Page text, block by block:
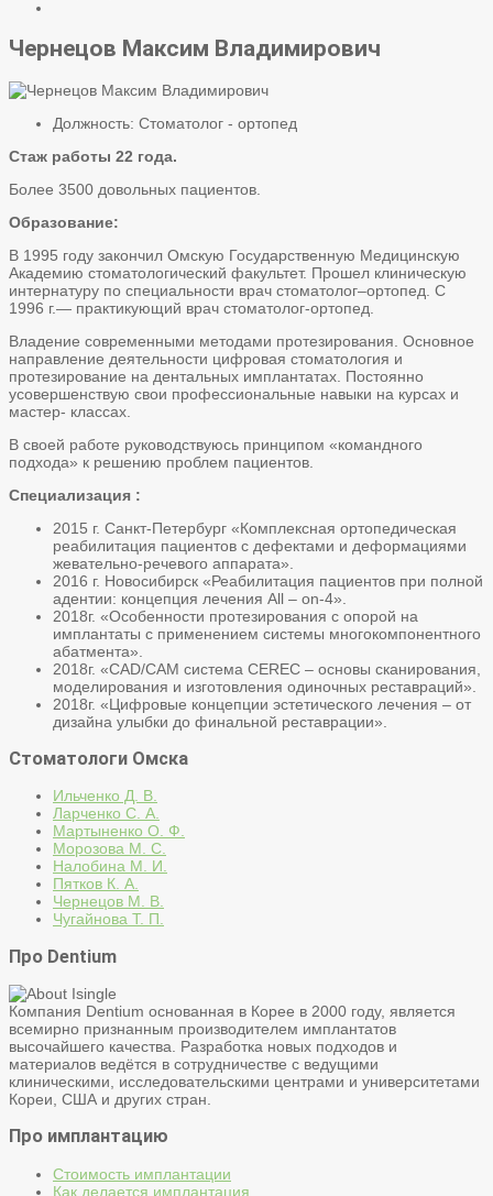
Чернецов Максим Владимирович
Должность: Стоматолог - ортопед
Стаж работы 22 года.
Более 3500 довольных пациентов.
Образование:
В 1995 году закончил Омскую Государственную Медицинскую
Академию стоматологический факультет. Прошел клиническую
интернатуру по специальности врач стоматолог–ортопед. С
1996 г.— практикующий врач стоматолог-ортопед.
Владение современными методами протезирования. Основное
направление деятельности цифровая стоматология и
протезирование на дентальных имплантатах. Постоянно
усовершенствую свои профессиональные навыки на курсах и
мастер- классах.
В своей работе руководствуюсь принципом «командного
подхода» к решению проблем пациентов.
Специализация :
2015 г. Санкт-Петербург «Комплексная ортопедическая
реабилитация пациентов с дефектами и деформациями
жевательно-речевого аппарата».
2016 г. Новосибирск «Реабилитация пациентов при полной
адентии: концепция лечения All – on-4».
2018г. «Особенности протезирования с опорой на
имплантаты с применением системы многокомпонентного
абатмента».
2018г. «CAD/CAM система CEREC – основы сканирования,
моделирования и изготовления одиночных реставраций».
2018г. «Цифровые концепции эстетического лечения – от
дизайна улыбки до финальной реставрации».
Стоматологи Омска
Ильченко Д. В.
Ларченко С. А.
Мартыненко О. Ф.
Морозова М. С.
Налобина М. И.
Пятков К. А.
Чернецов М. В.
Чугайнова Т. П.
Про Dentium
Компания Dentium основанная в Корее в 2000 году, является
всемирно признанным производителем имплантатов
высочайшего качества. Разработка новых подходов и
материалов ведётся в сотрудничестве с ведущими
клиническими, исследовательскими центрами и университетами
Кореи, США и других стран.
Про имплантацию
Стоимость имплантации
Как делается имплантация